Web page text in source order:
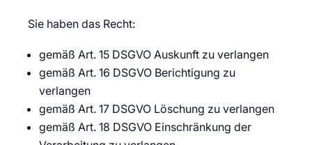
Sie haben das Recht:
gemäß Art. 15 DSGVO Auskunft zu verlangen
gemäß Art. 16 DSGVO Berichtigung zu
verlangen
gemäß Art. 17 DSGVO Löschung zu verlangen
gemäß Art. 18 DSGVO Einschränkung der